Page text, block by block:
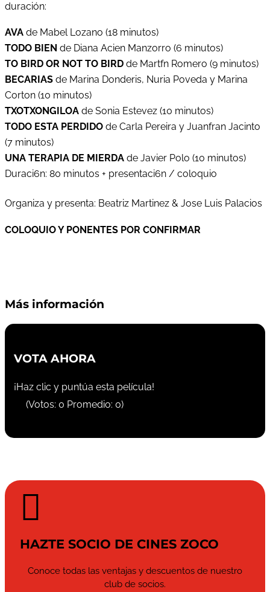
duración:
AVA de Mabel Lozano (18 minutos)
TODO BIEN de Diana Acien Manzorro (6 minutos)
TO BIRD OR NOT TO BIRD de Martfn Romero (9 minutos)
BECARIAS de Marina Donderis, Nuria Poveda y Marina
Corton (10 minutos)
TXOTXONGILOA de Sonia Estevez (10 minutos)
TODO ESTA PERDIDO de Carla Pereira y Juanfran Jacinto
(7 minutos)
UNA TERAPIA DE MIERDA de Javier Polo (10 minutos)
Duraci6n: 80 minutos + presentaci6n / coloquio
Organiza y presenta: Beatriz Martinez & Jose Luis Palacios
COLOQUIO Y PONENTES POR CONFIRMAR
Más información
VOTA AHORA
¡Haz clic y puntúa esta película!
(Votos: 0 Promedio: 0)

HAZTE SOCIO DE CINES ZOCO
Conoce todas las ventajas y descuentos de nuestro
club de socios.